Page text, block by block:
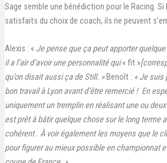
Sage semble une bénédiction pour le Racing.
satisfaits du choix de coach, ils ne peuvent
Alexis : « Je pense que ça peut apporter
il a l’air d’avoir une personnalité qui« fit »
qu’on disait aussi ça de Still. »Benoît : « Je suis
bon travail à Lyon avant d’être remercié ! En
uniquement un tremplin en réalisant une ou
est prêt à bâtir quelque chose sur le long terme
cohérent . À voir également les moyens que le
pour figurer au mieux possible en championnat